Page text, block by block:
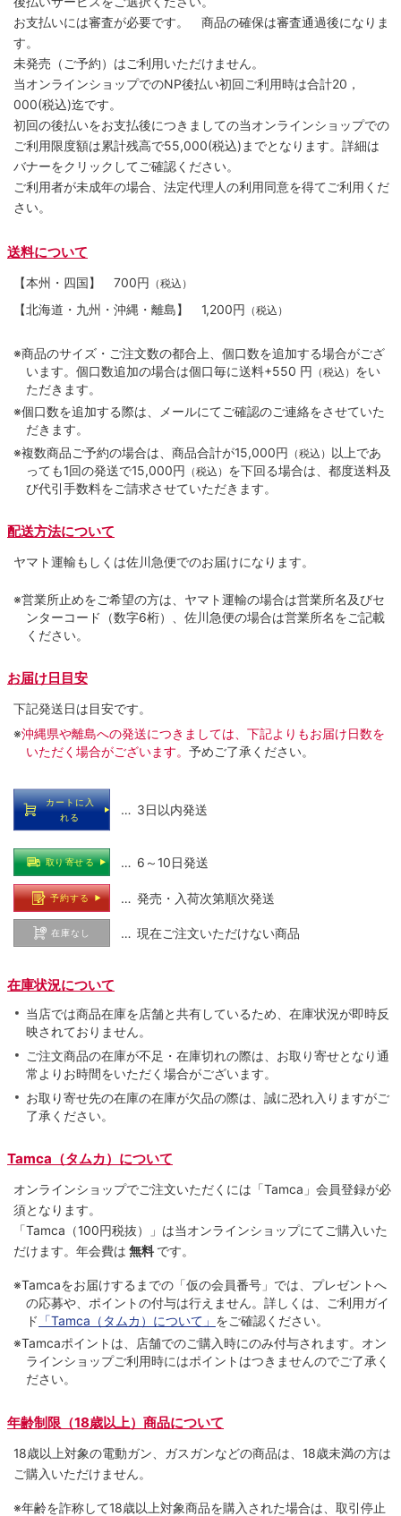
お支払いには審査が必要です。 商品の確保は審査通過後になりま
す。
未発売（ご予約）はご利用いただけません。
当オンラインショップでのNP後払い初回ご利用時は合計20，
000(税込)迄です。
初回の後払いをお支払後につきましての当オンラインショップでの
ご利用限度額は累計残高で55,000(税込)までとなります。詳細は
バナーをクリックしてご確認ください。
ご利用者が未成年の場合、法定代理人の利用同意を得てご利用くだ
さい。
送料について
【本州・四国】 700円 （税込）
【北海道・九州・沖縄・離島】 1,200円 （税込）
※商品のサイズ・ご注文数の都合上、個口数を追加する場合がござ
います。個口数追加の場合は個口毎に送料+550 円 （税込） をい
ただきます。
※個口数を追加する際は、メールにてご確認のご連絡をさせていた
だきます。
※複数商品ご予約の場合は、商品合計が15,000円 （税込） 以上であ
っても1回の発送で15,000円 （税込） を下回る場合は、都度送料及
び代引手数料をご請求させていただきます。
配送方法について
ヤマト運輸もしくは佐川急便でのお届けになります。
※営業所止めをご希望の方は、ヤマト運輸の場合は営業所名及びセ
ンターコード（数字6桁）、佐川急便の場合は営業所名をご記載
ください。
お届け日目安
下記発送日は目安です。
※沖縄県や離島への発送につきましては、下記よりもお届け日数を
いただく場合がございます。 予めご了承ください。
カートに入
れる
… 3日以内発送
取り寄せる … 6～10日発送
予約する … 発売・入荷次第順次発送
在庫なし … 現在ご注文いただけない商品
在庫状況について
当店では商品在庫を店舗と共有しているため、在庫状況が即時反
映されておりません。
ご注文商品の在庫が不足・在庫切れの際は、お取り寄せとなり通
常よりお時間をいただく場合がございます。
お取り寄せ先の在庫の在庫が欠品の際は、誠に恐れ入りますがご
了承ください。
Tamca（タムカ）について
オンラインショップでご注⽂いただくには「Tamca」会員登録が必
須となります。
「Tamca （100円税抜）
」は当オンラインショップにてご購⼊いた
だけます。 年会費は 無料 です。
※Tamcaをお届けするまでの「仮の会員番号」では、プレゼントへ
の応募や、ポイントの付与は⾏えません。詳しくは、ご利⽤ガイ
ド 「Tamca（タムカ）について」 をご確認ください。
※Tamcaポイントは、店舗でのご購⼊時にのみ付与されます。オン
ラインショップご利用時にはポイントはつきませんのでご了承く
ださい。
年齢制限（18歳以上）商品について
18歳以上対象の電動ガン、ガスガンなどの商品は、18歳未満の方は
ご購入いただけません。
※年齢を詐称して18歳以上対象商品を購入された場合は、取引停止